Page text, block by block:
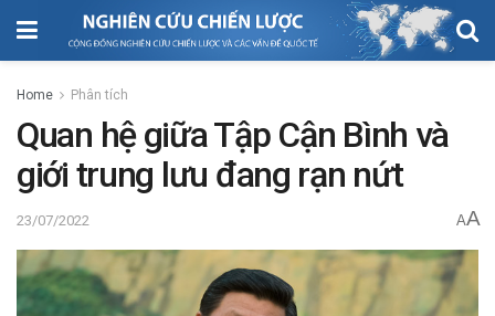
Home Phân tích
Quan hệ giữa Tập Cận Bình và
giới trung lưu đang rạn nứt
23/07/2022 AA